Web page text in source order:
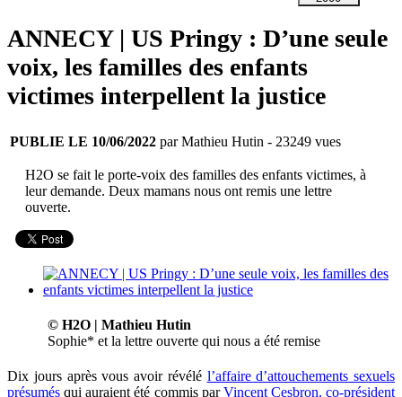
ANNECY | US Pringy : D’une seule
voix, les familles des enfants
victimes interpellent la justice
PUBLIE LE 10/06/2022 par Mathieu Hutin - 23249 vues
H2O se fait le porte-voix des familles des enfants victimes, à
leur demande. Deux mamans nous ont remis une lettre
ouverte.
© H2O | Mathieu Hutin
Sophie* et la lettre ouverte qui nous a été remise
Dix jours après vous avoir révélé l’affaire d’attouchements sexuels
présumés qui auraient été commis parVincent Cesbron, co-président